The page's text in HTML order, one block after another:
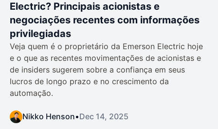
Electric? Principais acionistas e
negociações recentes com informações
privilegiadas
Veja quem é o proprietário da Emerson Electric hoje
e o que as recentes movimentações de acionistas e
de insiders sugerem sobre a confiança em seus
lucros de longo prazo e no crescimento da
automação.
Nikko Henson•Dec 14, 2025